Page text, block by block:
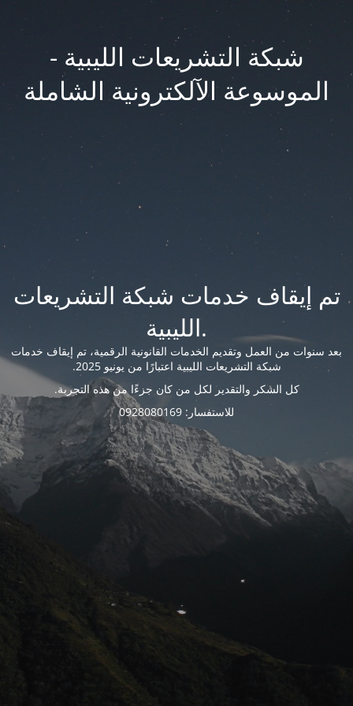
شبكة التشريعات الليبية -
الموسوعة الآلكترونية الشاملة
تم إيقاف خدمات شبكة التشريعات
الليبية.
بعد سنوات من العمل وتقديم الخدمات القانونية الرقمية، تم إيقاف خدمات
شبكة التشريعات الليبية اعتبارًا من يونيو 2025.
كل الشكر والتقدير لكل من كان جزءًا من هذه التجربة.
للاستفسار: 0928080169